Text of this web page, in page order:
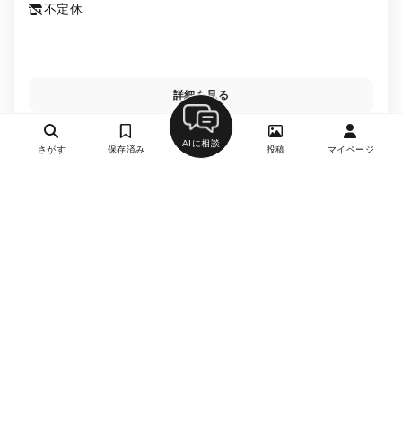
不定休
詳細を見る
月刊誌掲載
さがす 保存済み
AIに相談
投稿 マイページ